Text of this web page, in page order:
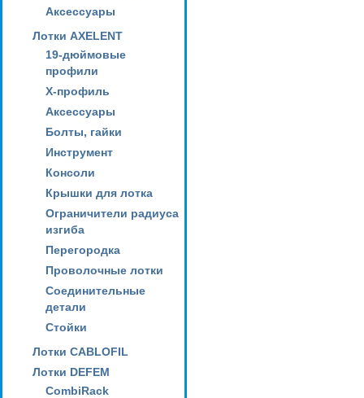
Аксессуары
Лотки AXELENT
19-дюймовые
профили
X-профиль
Аксессуары
Болты, гайки
Инструмент
Консоли
Крышки для лотка
Ограничители радиуса
изгиба
Перегородка
Проволочные лотки
Соединительные
детали
Стойки
Лотки CABLOFIL
Лотки DEFEM
CombiRack